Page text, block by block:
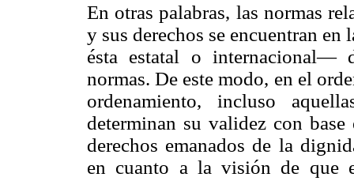
En otras palabras, las normas
y sus derechos se encuentran
ésta estatal o internacional—
normas. De este modo, en el
ordenamiento, incluso
determinan su validez con
derechos emanados de la
en cuanto a la visión de que